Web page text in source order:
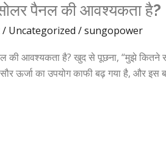
पैनल की आवश्यकता है?
/ Uncategorized /sungopower
की आवश्यकता है? खुद से पूछना, “मुझे कितने
ऊर्जा का उपयोग काफी बढ़ गया है, और